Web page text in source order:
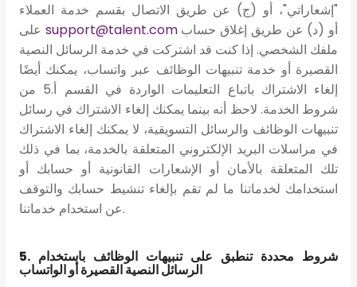
"إشعاراتي"، أو (ج) عن طريق الاتصال بقسم خدمة العملاء
على support@talent.com أو (د) عن طريق إغلاق حساب
ملفك الشخصي. إذا كنت قد اشتركت في خدمة الرسائل النصية
القصيرة أو خدمة تنبيهات الوظائف عبر واتساب، يمكنك أيضًا
إلغاء الاشتراك باتباع التعليمات الواردة في القسم أ.5 من
شروط الخدمة. لاحظ أنه بينما يمكنك إلغاء الاشتراك في رسائل
تنبيهات الوظائف والرسائل التسويقية، لا يمكنك إلغاء الاشتراك
في مراسلات البريد الإلكتروني المتعلقة بالخدمة، بما في ذلك
تلك المتعلقة بالأمان أو الإشعارات القانونية أو حسابك أو
استخدامك لخدماتنا ما لم تقم بإلغاء تنشيط حسابك والتوقف
عن استخدام خدماتنا.
5. شروط محددة تنطبق على تنبيهات الوظائف باستخدام
الرسائل النصية القصيرة أو الواتساب